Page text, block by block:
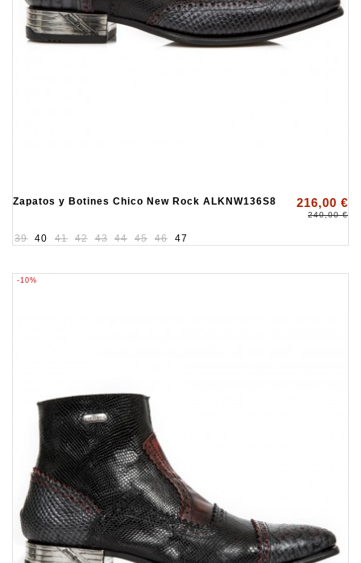
Zapatos y Botines Chico New Rock ALKNW136S8 216,00 €
240,00 €
39 40 41 42 43 44 45 46 47
-10%